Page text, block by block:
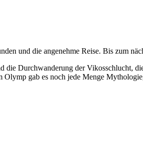
und die angenehme Reise. Bis zum
die Durchwanderung der Vikosschlucht,
gab es noch jede Menge